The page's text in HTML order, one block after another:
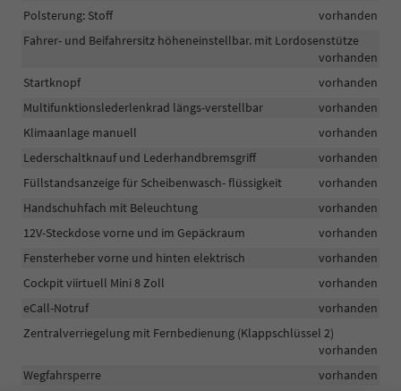
Polsterung: Stoff
vorhanden
Fahrer- und Beifahrersitz höheneinstellbar. mit Lordosenstütze
vorhanden
Startknopf
vorhanden
Multifunktionslederlenkrad längs-verstellbar
vorhanden
Klimaanlage manuell
vorhanden
Lederschaltknauf und Lederhandbremsgriff
vorhanden
Füllstandsanzeige für Scheibenwasch- flüssigkeit
vorhanden
Handschuhfach mit Beleuchtung
vorhanden
12V-Steckdose vorne und im Gepäckraum
vorhanden
Fensterheber vorne und hinten elektrisch
vorhanden
Cockpit viirtuell Mini 8 Zoll
vorhanden
eCall-Notruf
vorhanden
Zentralverriegelung mit Fernbedienung (Klappschlüssel 2)
vorhanden
Wegfahrsperre
vorhanden